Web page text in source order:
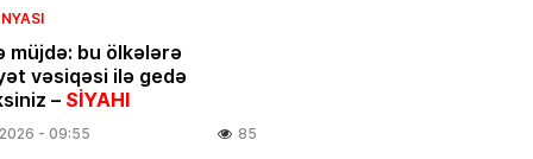
müjdə: bu ölkələrə
vəsiqəsi ilə gedə
– SİYAHI
- 09:55 85